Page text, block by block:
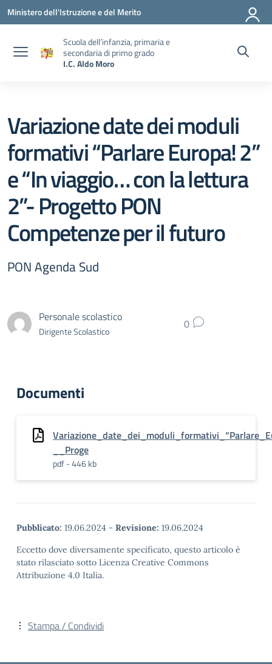
Vai ai contenuti
Vai al menu di navigazione
Vai al footer
Ministero dell'Istruzione e del Merito
Scuola dell’infanzia, primaria e
secondaria di primo grado
I.C. Aldo Moro
Variazione date dei moduli
formativi “Parlare Europa! 2”
e “In viaggio… con la lettura
2”- Progetto PON
Competenze per il futuro
PON Agenda Sud
Personale scolastico
Dirigente Scolastico 0
Documenti
__Proge
pdf - 446 kb
Pubblicato: 19.06.2024 - Revisione: 19.06.2024
Eccetto dove diversamente specificato, questo articolo è
stato rilasciato sotto Licenza Creative Commons
Attribuzione 4.0 Italia.
Stampa / Condividi